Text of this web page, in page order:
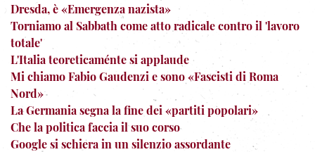
Dresda, è «Emergenza nazista»
Torniamo al Sabbath come atto radicale contro il 'lavoro
totale'
L'Italia teoreticaménte si applaude
Mi chiamo Fabio Gaudenzi e sono «Fascisti di Roma
Nord»
La Germania segna la fine dei «partiti popolari»
Che la politica faccia il suo corso
Google si schiera in un silenzio assordante